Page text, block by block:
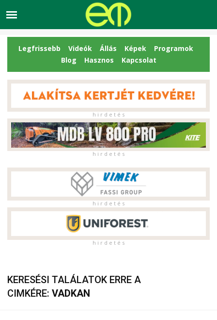
Legfrissebb Videók Állás Képek
Programok
Blog
Hasznos Kapcsolat
h i r d e t é s
h i r d e t é s
h i r d e t é s
h i r d e t é s
KERESÉSI TALÁLATOK ERRE A
CIMKÉRE: VADKAN